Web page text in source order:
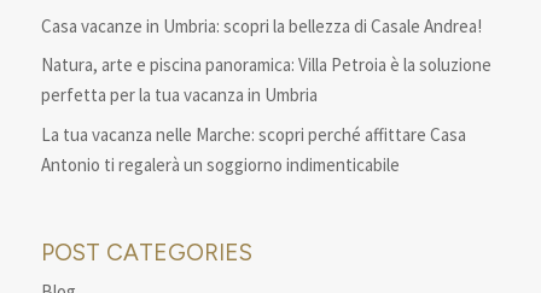
Casa vacanze in Umbria: scopri la bellezza di Casale Andrea!
Natura, arte e piscina panoramica: Villa Petroia è la soluzione
perfetta per la tua vacanza in Umbria
La tua vacanza nelle Marche: scopri perché affittare Casa
Antonio ti regalerà un soggiorno indimenticabile
POST CATEGORIES